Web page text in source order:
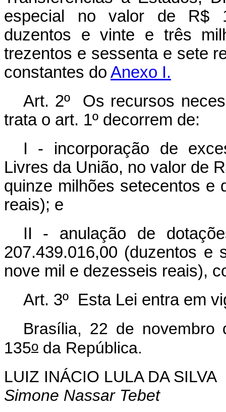
especial no valor de R$
duzentos e vinte e três
trezentos e sessenta e sete
constantes do Anexo I.
Art. 2º Os recursos
trata o art. 1º decorrem de:
I - incorporação de
Livres da União, no valor de
quinze milhões setecentos e
reais); e
II - anulação de
207.439.016,00 (duzentos e
nove mil e dezesseis reais),
Art. 3º Esta Lei entra em
Brasília, 22 de novembro
135o da República.
LUIZ INÁCIO LULA DA SILVA
Simone Nassar Tebet